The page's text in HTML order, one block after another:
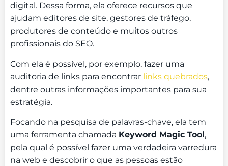
digital. Dessa forma, ela oferece recursos que
ajudam editores de site, gestores de tráfego,
produtores de conteúdo e muitos outros
profissionais do SEO.
Com ela é possível, por exemplo, fazer uma
auditoria de links para encontrar links quebrados,
dentre outras informações importantes para sua
estratégia.
Focando na pesquisa de palavras-chave, ela tem
uma ferramenta chamada Keyword Magic Tool,
pela qual é possível fazer uma verdadeira varredura
na web e descobrir o que as pessoas estão